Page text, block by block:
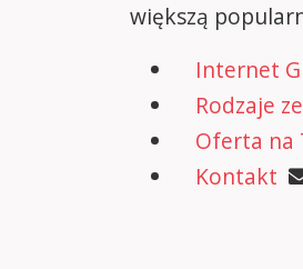
większą
Internet
Rodzaje
Oferta na
Kontakt